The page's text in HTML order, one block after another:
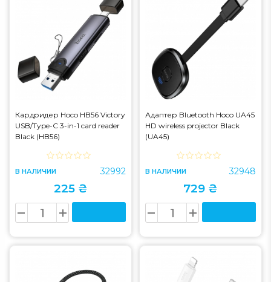
Кардридер Hoco HB56 Victory
USB/Type-C 3-in-1 card reader
Black (HB56)
В НАЛИЧИИ 32992
225 ₴
Адаптер Bluetooth Hoco UA45
HD wireless projector Black
(UA45)
В НАЛИЧИИ 32948
729 ₴